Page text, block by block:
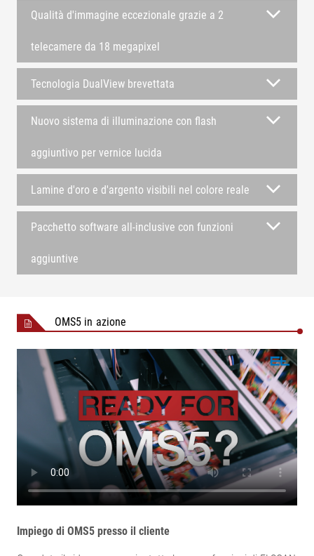
Qualità d'immagine eccezionale grazie a 2
telecamere da 18 megapixel
Tecnologia DualView brevettata
Nuovo sistema di illuminazione con flash
aggiuntivo per vernice lucida
Lamine d'oro e d'argento visibili nel colore reale
Pacchetto software all-inclusive con funzioni
aggiuntive
OMS5 in azione
Impiego di OMS5 presso il cliente